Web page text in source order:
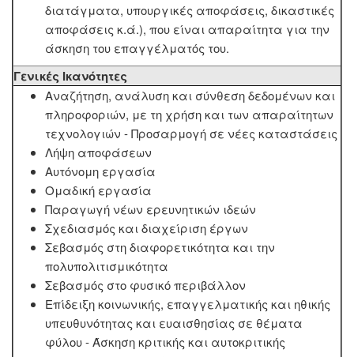
διατάγματα, υπουργικές αποφάσεις, δικαστικές
αποφάσεις κ.ά.), που είναι απαραίτητα για την
άσκηση του επαγγέλματός του.
Γενικές Ικανότητες
Αναζήτηση, ανάλυση και σύνθεση δεδομένων και
πληροφοριών, με τη χρήση και των απαραίτητων
τεχνολογιών - Προσαρμογή σε νέες καταστάσεις
Λήψη αποφάσεων
Αυτόνομη εργασία
Ομαδική εργασία
Παραγωγή νέων ερευνητικών ιδεών
Σχεδιασμός και διαχείριση έργων
Σεβασμός στη διαφορετικότητα και την
πολυπολιτισμικότητα
Σεβασμός στο φυσικό περιβάλλον
Επίδειξη κοινωνικής, επαγγελματικής και ηθικής
υπευθυνότητας και ευαισθησίας σε θέματα
φύλου - Άσκηση κριτικής και αυτοκριτικής